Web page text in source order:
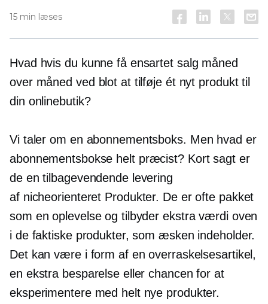
15 min læses
Hvad hvis du kunne få ensartet salg måned
over måned ved blot at tilføje ét nyt produkt til
din onlinebutik?
Vi taler om en abonnementsboks. Men hvad er
abonnementsbokse helt præcist? Kort sagt er
de en tilbagevendende levering
af nicheorienteret Produkter. De er ofte pakket
som en oplevelse og tilbyder ekstra værdi oven
i de faktiske produkter, som æsken indeholder.
Det kan være i form af en overraskelsesartikel,
en ekstra besparelse eller chancen for at
eksperimentere med helt nye produkter.